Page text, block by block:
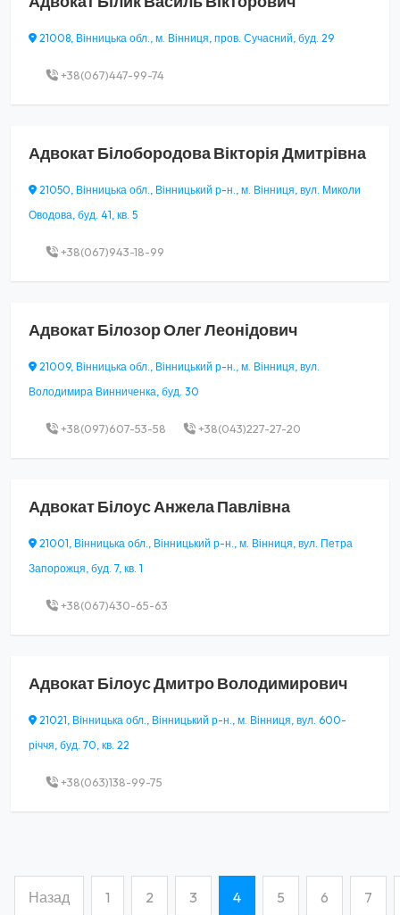
21008, Вінницька обл., м. Вінниця, пров. Сучасний, буд. 29
+38(067)447-99-74
АдвокатБілобородова Вікторія Дмитрівна
21050, Вінницька обл., Вінницький р-н., м. Вінниця, вул. Миколи
Оводова, буд. 41, кв. 5
+38(067)943-18-99
АдвокатБілозор Олег Леонідович
21009, Вінницька обл., Вінницький р-н., м. Вінниця, вул.
Володимира Винниченка, буд. 30
+38(097)607-53-58 +38(043)227-27-20
АдвокатБілоус Анжела Павлівна
21001, Вінницька обл., Вінницький р-н., м. Вінниця, вул. Петра
Запорожця, буд. 7, кв. 1
+38(067)430-65-63
АдвокатБілоус Дмитро Володимирович
21021, Вінницька обл., Вінницький р-н., м. Вінниця, вул. 600-
річчя, буд. 70, кв. 22
+38(063)138-99-75
Назад 1 2 3
4
5 6 7